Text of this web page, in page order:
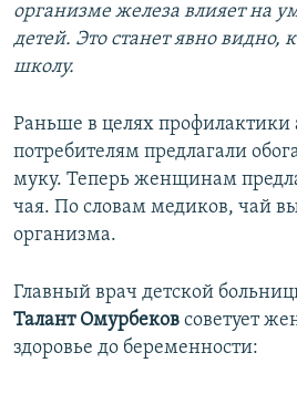
организме железа влияет на
детей. Это станет явно видно,
школу.
Раньше в целях
потребителям предлагали
муку. Теперь женщинам
чая. По словам медиков, чай
организма.
Главный врач детской
Талант Омурбеков советует
здоровье до беременности: